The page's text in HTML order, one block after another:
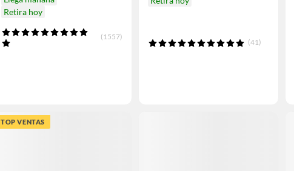
Retira hoy
(1557)
(41)
TOP VENTAS